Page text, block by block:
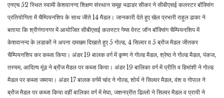
एनएच 52 स्थित स्वामी केशवानन्द शिक्षण संस्थान समूह भढाडर सीकर ने सीबीएसई कलस्टर बॉक्सिंग
प्रतियोगिता में चैम्पियनशिप के साथ जीते 14 मैडल। जानकारी देते हुए खेल प्रभारी राहुल ढाका ने
बताया कि श्रीगंगानगर में आयोजित सीबीएसई कलस्टर गेम्स वेस्ट जॉन बॉक्सिंग चैम्पियनशिप में
केशवानन्द के लडाकों ने अपना दमखम दिखाते हुए 5 गोल्ड, 4 सिल्वर व 5 ब्रोंज मैडल जीतकर
चैम्पियनशिप कर कब्जा किया। अंडर 19 बालक वर्ग में कृष्ण ने गोल्ड मैडल, श्रेष्ठ ने गोल्ड मैडल, पंकज,
तस्यम, आदित्य मूंड ने ब्रोंज मैडल पर कब्जा किया। अंडर 19 बालिका वर्ग में प्रीति व हिमांशी ने गोल्ड
मैडल पर कब्जा जमाया। अंडर 17 बालक वर्गमें चांद ने गोल्ड, शोर्य ने सिल्वर मैडल, वंश व गोपाल ने
ब्रोंज मैडल पर कब्जा किया वहीं बालिका वर्ग में मेघा, जशनप्रीत ढिल्लो ने सिल्वर मैडल व प्रायी ने